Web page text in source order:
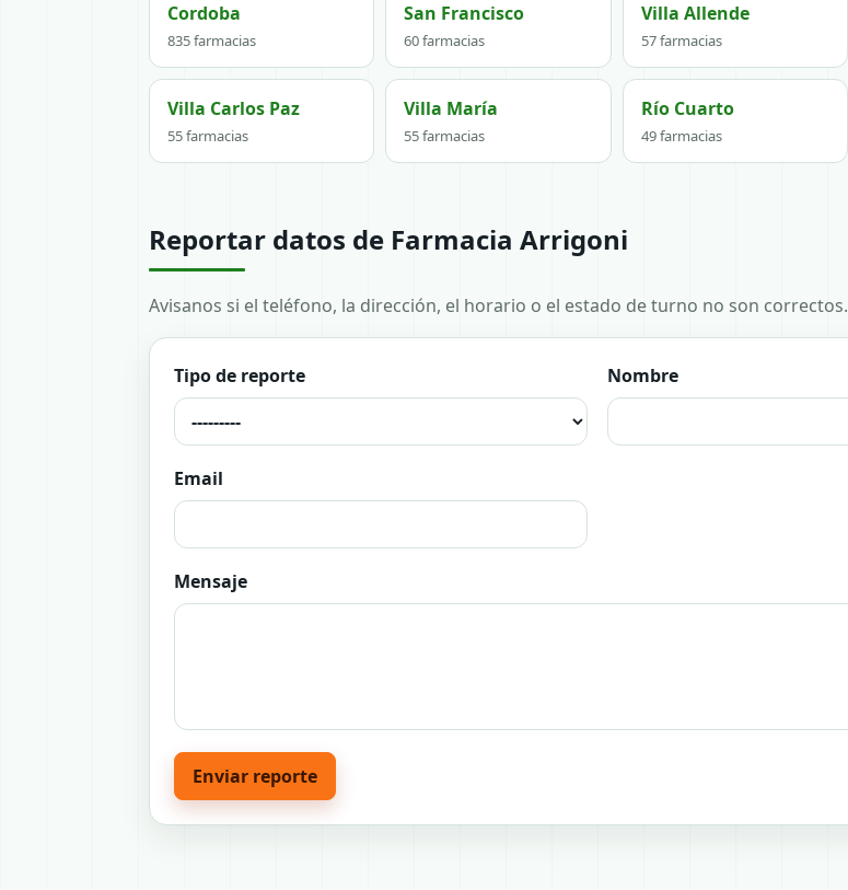
Cordoba
835 farmacias
San Francisco
60 farmacias
Villa Allende
57 farmacias
Villa Carlos Paz
55 farmacias
Villa María
55 farmacias
Río Cuarto
49 farmacias
Reportar datos de Farmacia Arrigoni
Avisanos si el teléfono, la dirección, el horario o el estado de turno no son correctos.
Tipo de reporte Nombre
Email
Mensaje
Enviar reporte